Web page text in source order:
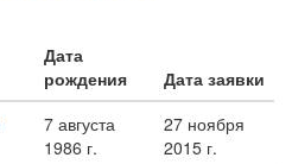
Дата
рождения
Дата заявки
7 августа
1986 г.
27 ноября
2015 г.